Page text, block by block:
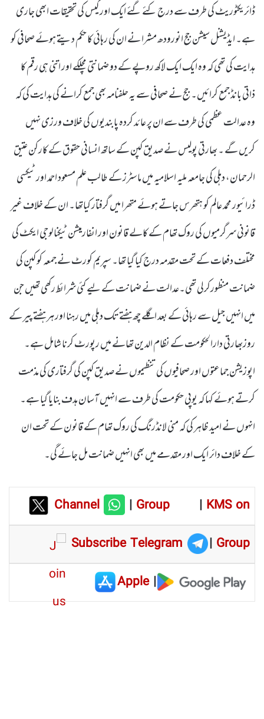
ڈائریکٹوریٹ کی طرف سے درج کئے گئے ایک اور کیس کی تحقیقات ابھی جاری
ہے۔ ایڈیشنل سیشن جج انورودھ مشرا نے ان کی رہائی کا حکم دیتے ہوئے صحافی کو
ہدایت کی تھی کہ وہ ایک ایک لاکھ روپے کے دو ضمانتی مچلکے اور اتنی ہی رقم کا
ذاتی بانڈ جمع کرائیں۔ جج نے صحافی سے یہ حلفنامہ بھی جمع کرانے کی ہدایت کی کہ
وہ عدالت عظمی کی طرف سے ان پر عائد کردہ پابندیوں کی خلاف ورزی نہیں
کریں گے ۔ بھارتی پولیس نے صدیق کپن کے ساتھ انسانی حقوق کے کارکن عتیق
الرحمان، دہلی کی جامعہ ملیہ اسلامیہ میں ماسٹرز کے طالب علم مسعود احمد اور ٹیکسی
ڈرائیور محمد عالم کو ہتھرس جاتے ہوئے متھرا میں گرفتار کیاتھا۔ ان کے خلاف غیر
قانونی سرگرمیوں کی روک تھام کے کالے قانون اور انفارمیشن ٹیکنالوجی ایکٹ کی
مختلف دفعات کے تحت مقدمہ درج کیا گیا تھا۔ سپریم کورٹ نے جمعہ کو کپن کی
ضمانت منظورکرلی تھی۔عدالت نے ضمانت کے لیے کئی شرائط رکھی تھیں جن
میں انہیں جیل سے رہائی کے بعد اگلے چھ ہفتے تک دہلی میں رہنا اور ہر ہفتے پیر کے
روزبھارتی دارالحکومت کے نظام الدین تھانے میں رپورٹ کرنا شامل ہے۔
اپوزیشن جماعتوں اور صحافیوں کی تنظیموں نے صدیق کپن کی گرفتاری کی مذمت
کرتے ہوئے کہا کہ یوپی حکومت کی طرف سے انہیں آسان ہدف بنایا گیا ہے۔
انہوں نے امید ظاہر کی کہ منی لانڈرنگ کی روک تھام کے قانون کے تحت ان
کے خلاف دائر ایک اور مقدمے میں بھی انہیں ضمانت مل جائے گی۔
Channel |Group | KMS on
Subscribe Telegram
| Group
|
Apple